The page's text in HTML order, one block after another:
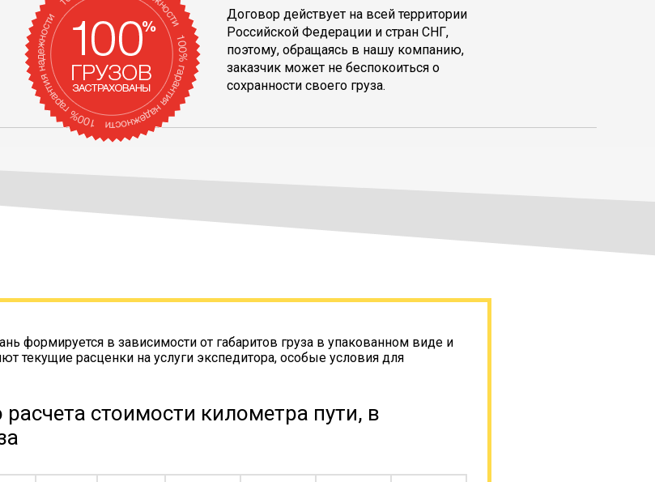
Договор действует на всей территории
Российской Федерации и стран СНГ,
поэтому, обращаясь в нашу компанию,
заказчик может не беспокоиться о
сохранности своего груза.
формируется в зависимости от габаритов груза в упакованном виде и
текущие расценки на услуги экспедитора, особые условия для
стоимости километра пути, в